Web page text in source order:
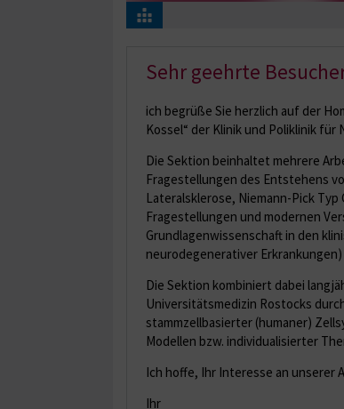
Sehr geehrte
ich begrüße Sie herzlich auf der
Kossel“ der Klinik und Poliklinik
Die Sektion beinhaltet mehrere
Fragestellungen des Entstehens
Lateralsklerose, Niemann-Pick
Fragestellungen und modernen
Grundlagenwissenschaft in den
neurodegenerativer
Die Sektion kombiniert dabei
Universitätsmedizin Rostocks
stammzellbasierter (humaner)
Modellen bzw. individualisierter
Ich hoffe, Ihr Interesse an unserer
Ihr